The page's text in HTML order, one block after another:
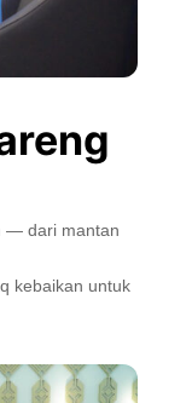
— dari mantan
kebaikan untuk